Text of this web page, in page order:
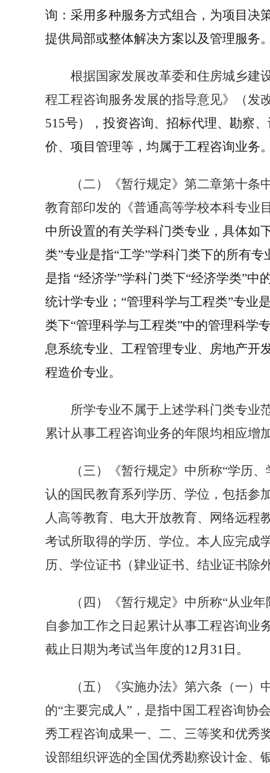
询：采用多种服务方式组合，为项目决
提供局部或整体解决方案以及管理服务
根据国家发展改革委和住房城乡建
程工程咨询服务发展的指导意见》（发
515号），投资咨询、招标代理、勘察
价、项目管理等，均属于工程咨询业务
（二）《暂行规定》第二章第十条
教育部印发的《普通高等学校本科专业
中所设置的有关学科门类专业，具体如
类”专业是指“工学”学科门类下的所有专
是指 “经济学”学科门类下“经济学类”中
统计学专业；“管理科学与工程类”专业
类下“管理科学与工程类”中的管理科学
息系统专业、工程管理专业、房地产开
程造价专业。
所学专业不属于上述学科门类专业
累计从事工程咨询业务的年限均相应增
（三）《暂行规定》中所称“学历
认的国民教育系列学历、学位，包括参
人高等教育、电大开放教育、网络远程
考试所取得的学历、学位。本人应完成
历、学位证书（肄业证书、结业证书除
（四）《暂行规定》中所称“从业
自参加工作之日起累计从事工程咨询业
截止日期为考试当年度的12月 31 日。
（五）《实施办法》第六条（一）
的“主要完成人”，是指中国工程咨询协
秀工程咨询成果一、二、三等奖和优秀
设部组织评选的全国优秀勘察设计金、